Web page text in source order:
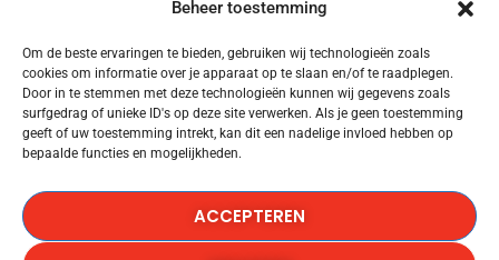
Beheer toestemming
Om de beste ervaringen te bieden, gebruiken wij technologieën zoals
cookies om informatie over je apparaat op te slaan en/of te raadplegen.
Door in te stemmen met deze technologieën kunnen wij gegevens zoals
surfgedrag of unieke ID's op deze site verwerken. Als je geen toestemming
geeft of uw toestemming intrekt, kan dit een nadelige invloed hebben op
bepaalde functies en mogelijkheden.
ACCEPTEREN
Omroep Amersfoort heeft een licentie voor muziekgebruik bij Buma Stemra
onder nummer: 53184845.
Omroep Amersfoort heeft een licentie voor muziekgebruik bij SENA onder
Omroep Amersfoort heeft een licentie voor het gebruik van Het Radionieuws.